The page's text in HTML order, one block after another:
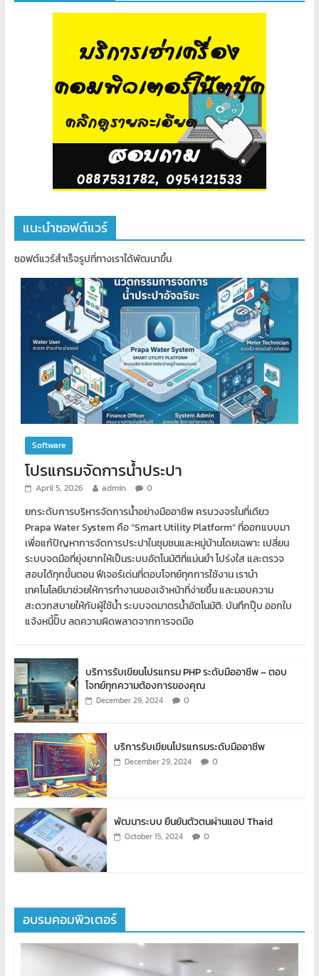
แนะนำซอฟต์แวร์
ซอฟต์แวร์สำเร็จรูปที่ทางเราได้พัฒนาขึ้น
Software
โปรแกรมจัดการน้ำประปา
April 5, 2026 admin 0
ยกระดับการบริหารจัดการน้ำอย่างมืออาชีพ ครบวงจรในที่เดียว
Prapa Water System คือ “Smart Utility Platform” ที่ออกแบบมา
เพื่อแก้ปัญหาการจัดการประปาในชุมชนและหมู่บ้านโดยเฉพาะ เปลี่ยน
ระบบจดมือที่ยุ่งยากให้เป็นระบบอัตโนมัติที่แม่นยำ โปร่งใส และตรวจ
สอบได้ทุกขั้นตอน ฟีเจอร์เด่นที่ตอบโจทย์ทุกการใช้งาน เรานำ
เทคโนโลยีมาช่วยให้การทำงานของเจ้าหน้าที่ง่ายขึ้น และมอบความ
สะดวกสบายให้กับผู้ใช้น้ำ ระบบจดมาตรน้ำอัตโนมัติ: บันทึกปุ๊บ ออกใบ
แจ้งหนี้ปั๊บ ลดความผิดพลาดจากการจดมือ
บริการรับเขียนโปรแกรม PHP ระดับมืออาชีพ – ตอบ
โจทย์ทุกความต้องการของคุณ
December 29, 2024 0
บริการรับเขียนโปรแกรมระดับมืออาชีพ
December 29, 2024 0
พัฒนาระบบ ยืนยันตัวตนผ่านแอป Thaid
October 15, 2024 0
อบรมคอมพิวเตอร์